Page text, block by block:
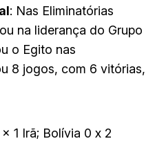
: Nas Eliminatórias
na liderança do Grupo
o Egito nas
8 jogos, com 6 vitórias,
x 1 Irã; Bolívia 0 x 2